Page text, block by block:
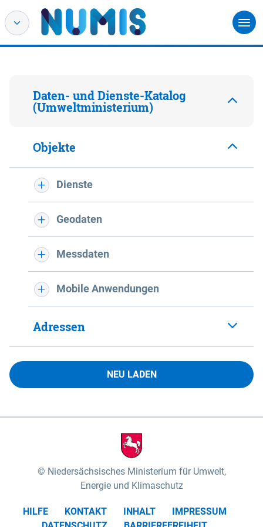
Daten- und Dienste-Katalog
(Umweltministerium)
Objekte
Dienste
Geodaten
Messdaten
Mobile Anwendungen
Adressen
NEU LADEN
Niedersächsisches Ministerium für Umwelt,
Energie und Klimaschutz
HILFE KONTAKT INHALT
IMPRESSUM